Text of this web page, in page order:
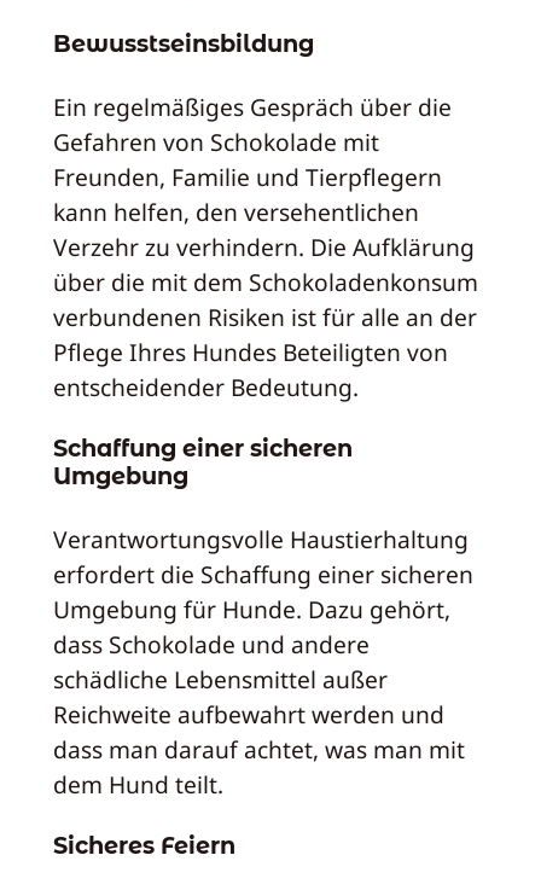
Bewusstseinsbildung
Ein regelmäßiges Gespräch über die
Gefahren von Schokolade mit
Freunden, Familie und Tierpflegern
kann helfen, den versehentlichen
Verzehr zu verhindern. Die Aufklärung
über die mit dem Schokoladenkonsum
verbundenen Risiken ist für alle an der
Pflege Ihres Hundes Beteiligten von
entscheidender Bedeutung.
Schaffung einer sicheren
Umgebung
Verantwortungsvolle Haustierhaltung
erfordert die Schaffung einer sicheren
Umgebung für Hunde. Dazu gehört,
dass Schokolade und andere
schädliche Lebensmittel außer
Reichweite aufbewahrt werden und
dass man darauf achtet, was man mit
dem Hund teilt.
Sicheres Feiern